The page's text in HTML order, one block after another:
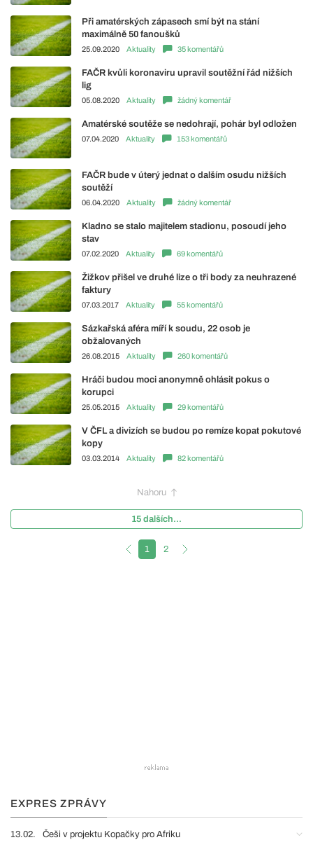
Při amatérských zápasech smí být na stání
maximálně 50 fanoušků
25.09.2020 Aktuality 35 komentářů
FAČR kvůli koronaviru upravil soutěžní řád nižších
lig
05.08.2020 Aktuality žádný komentář
Amatérské soutěže se nedohrají, pohár byl odložen
07.04.2020 Aktuality 153 komentářů
FAČR bude v úterý jednat o dalším osudu nižších
soutěží
06.04.2020 Aktuality žádný komentář
Kladno se stalo majitelem stadionu, posoudí jeho
stav
07.02.2020 Aktuality 69 komentářů
Žižkov přišel ve druhé lize o tři body za neuhrazené
faktury
07.03.2017 Aktuality 55 komentářů
Sázkařská aféra míří k soudu, 22 osob je
obžalovaných
26.08.2015 Aktuality 260 komentářů
Hráči budou moci anonymně ohlásit pokus o
korupci
25.05.2015 Aktuality 29 komentářů
V ČFL a divizích se budou po remíze kopat pokutové
kopy
03.03.2014 Aktuality 82 komentářů
Nahoru
15 dalších...
1 2
EXPRES ZPRÁVY
13.02. Češi v projektu Kopačky pro Afriku